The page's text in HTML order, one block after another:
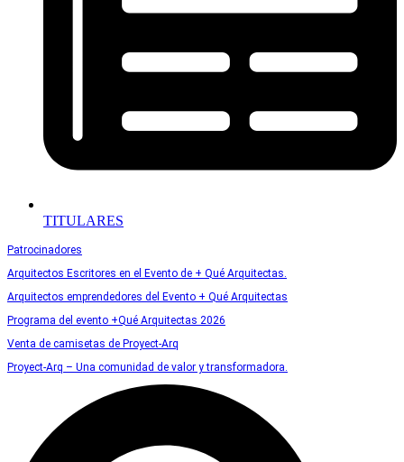
TITULARES
Patrocinadores
Arquitectos Escritores en el Evento de + Qué Arquitectas.
Arquitectos emprendedores del Evento + Qué Arquitectas
Programa del evento +Qué Arquitectas 2026
Venta de camisetas de Proyect-Arq
Proyect-Arq – Una comunidad de valor y transformadora.